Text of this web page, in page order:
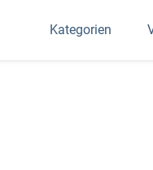
Kategorien